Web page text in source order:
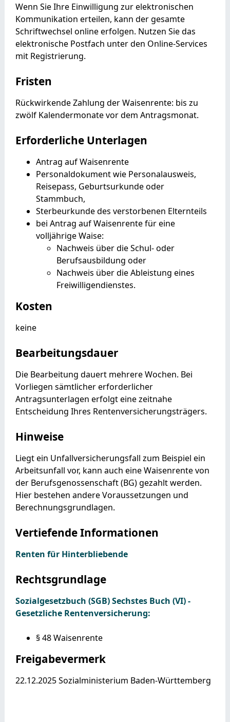
Wenn Sie Ihre Einwilligung zur elektronischen
Kommunikation erteilen, kann der gesamte
Schriftwechsel online erfolgen. Nutzen Sie das
elektronische Postfach unter den Online-Services
mit Registrierung.
Fristen
Rückwirkende Zahlung der Waisenrente: bis zu
zwölf Kalendermonate vor dem Antragsmonat.
Erforderliche Unterlagen
Antrag auf Waisenrente
Personaldokument wie Personalausweis,
Reisepass, Geburtsurkunde oder
Stammbuch,
Sterbeurkunde des verstorbenen Elternteils
bei Antrag auf Waisenrente für eine
volljährige Waise:
Nachweis über die Schul- oder
Berufsausbildung oder
Nachweis über die Ableistung eines
Freiwilligendienstes.
Kosten
keine
Bearbeitungsdauer
Die Bearbeitung dauert mehrere Wochen. Bei
Vorliegen sämtlicher erforderlicher
Antragsunterlagen erfolgt eine zeitnahe
Entscheidung Ihres Rentenversicherungsträgers.
Hinweise
Liegt ein Unfallversicherungsfall zum Beispiel ein
Arbeitsunfall vor, kann auch eine Waisenrente von
der Berufsgenossenschaft (BG) gezahlt werden.
Hier bestehen andere Voraussetzungen und
Berechnungsgrundlagen.
Vertiefende Informationen
Renten für Hinterbliebende
Rechtsgrundlage
Sozialgesetzbuch (SGB) Sechstes Buch (VI) -
Gesetzliche Rentenversicherung:
§ 48 Waisenrente
Freigabevermerk
22.12.2025 Sozialministerium Baden-Württemberg